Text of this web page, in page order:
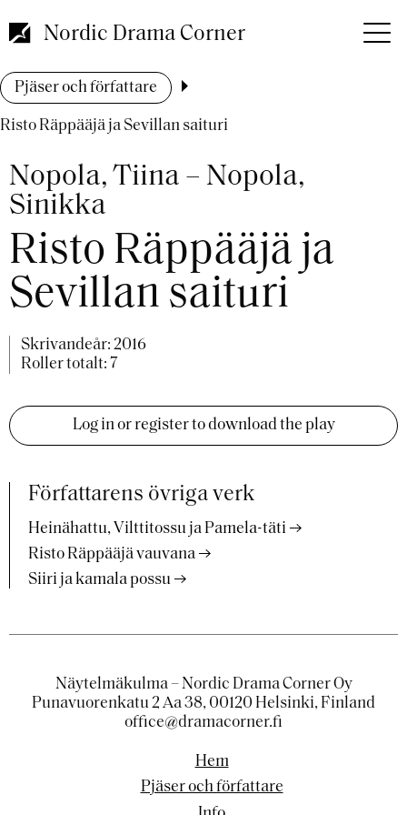
till
huvudinnehåll
Nordic Drama Corner
Länkstig
Pjäser och författare
Risto Räppääjä ja Sevillan saituri
Nopola, Tiina – Nopola,
Sinikka
Risto Räppääjä ja
Sevillan saituri
Skrivandeår: 2016
Roller totalt: 7
Log in or register to download the play
Författarens övriga verk
Heinähattu, Vilttitossu ja Pamela-täti
Risto Räppääjä vauvana
Siiri ja kamala possu
Näytelmäkulma – Nordic Drama Corner Oy
Punavuorenkatu 2 Aa 38, 00120 Helsinki, Finland
office@dramacorner.fi
Hem
Pjäser och författare